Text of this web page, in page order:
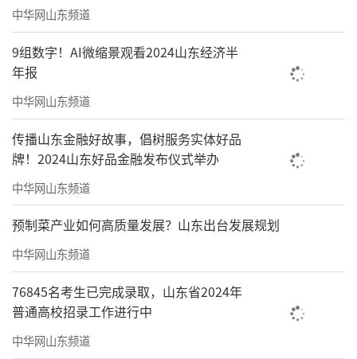
中华网山东频道
9组数字！AI微缩景观看2024山东经济半
年报
中华网山东频道
传播山东金融好故事，倡树服务实体好品
牌！2024山东好品金融发布仪式举办
中华网山东频道
预制菜产业如何高质量发展？山东出台发展规划
中华网山东频道
76845名考生已完成录取，山东省2024年
普通高校招录工作进行中
中华网山东频道